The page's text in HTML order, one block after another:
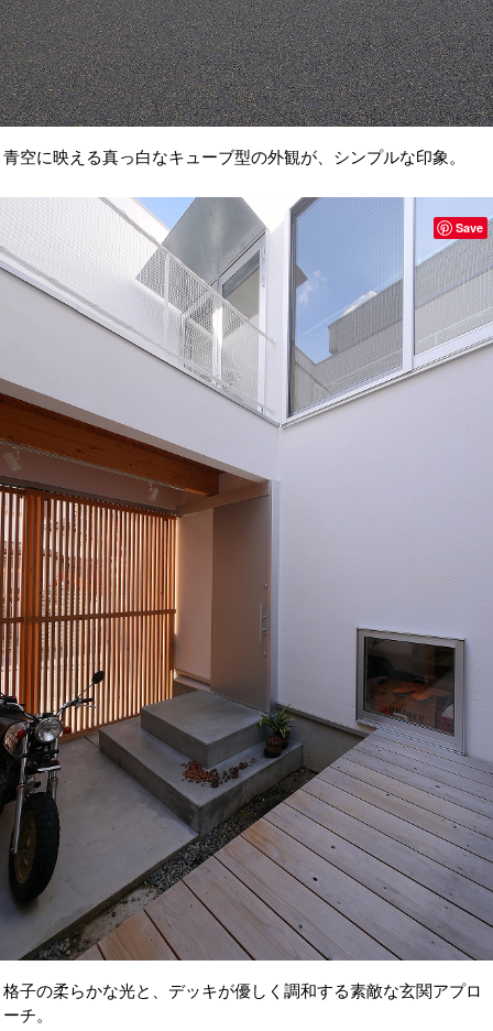
青空に映える真っ白なキューブ型の外観が、シンプルな印象。
格子の柔らかな光と、デッキが優しく調和する素敵な玄関アプロ
ーチ。
Save